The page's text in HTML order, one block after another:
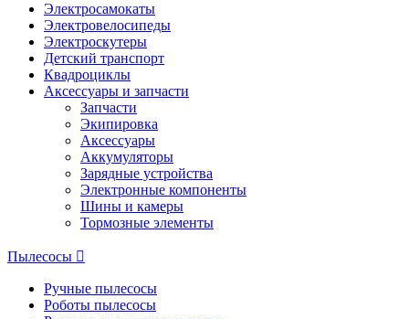
Электросамокаты
Электровелосипеды
Электроскутеры
Детский транспорт
Квадроциклы
Аксессуары и запчасти
Запчасти
Экипировка
Аксессуары
Аккумуляторы
Зарядные устройства
Электронные компоненты
Шины и камеры
Тормозные элементы
Пылесосы
Ручные пылесосы
Роботы пылесосы